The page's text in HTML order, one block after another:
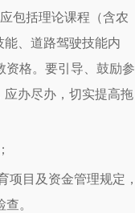
包括理论课程（含农
能、道路驾驶技能内
资格。要引导、鼓励参
应办尽办，切实提高拖
项目及资金管理规定，
。